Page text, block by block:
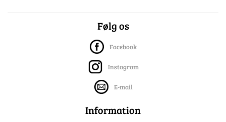
Følg os
Facebook
Instagram
E-mail
Information